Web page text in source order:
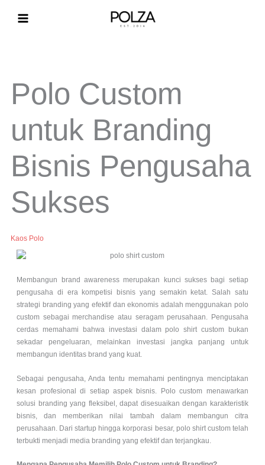
Polo Custom
untuk Branding
Bisnis Pengusaha
Sukses
Kaos Polo
Membangun brand awareness merupakan kunci sukses bagi setiap
pengusaha di era kompetisi bisnis yang semakin ketat. Salah satu
strategi branding yang efektif dan ekonomis adalah menggunakan polo
custom sebagai merchandise atau seragam perusahaan. Pengusaha
cerdas memahami bahwa investasi dalam polo shirt custom bukan
sekadar pengeluaran, melainkan investasi jangka panjang untuk
membangun identitas brand yang kuat.
Sebagai pengusaha, Anda tentu memahami pentingnya menciptakan
kesan profesional di setiap aspek bisnis. Polo custom menawarkan
solusi branding yang fleksibel, dapat disesuaikan dengan karakteristik
bisnis, dan memberikan nilai tambah dalam membangun citra
perusahaan. Dari startup hingga korporasi besar, polo shirt custom telah
terbukti menjadi media branding yang efektif dan terjangkau.